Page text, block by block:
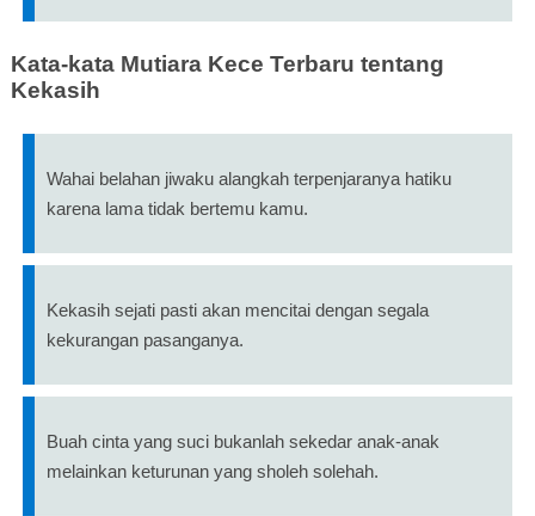
Kata-kata Mutiara Kece Terbaru tentang
Kekasih
Wahai belahan jiwaku alangkah terpenjaranya hatiku
karena lama tidak bertemu kamu.
Kekasih sejati pasti akan mencitai dengan segala
kekurangan pasanganya.
Buah cinta yang suci bukanlah sekedar anak-anak
melainkan keturunan yang sholeh solehah.